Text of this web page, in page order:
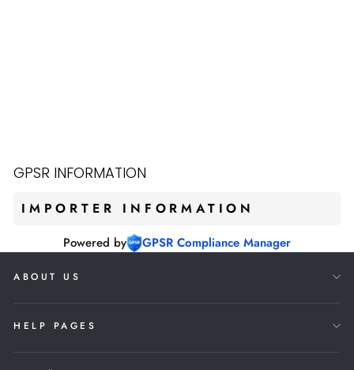
GPSR INFORMATION
IMPORTER INFORMATION
Powered by GPSR Compliance Manager
ABOUT US
HELP PAGES